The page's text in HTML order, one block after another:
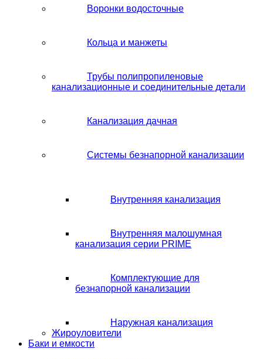
Воронки водосточные
Кольца и манжеты
Трубы полипропиленовые
канализационные и соединительные детали
Канализация дачная
Системы безнапорной канализации
Внутренняя канализация
Внутренняя малошумная
канализация серии PRIME
Комплектующие для
безнапорной канализации
Наружная канализация
Жироуловители
Баки и емкости